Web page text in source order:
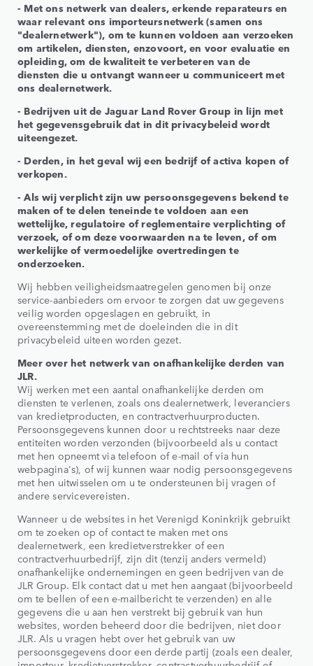
- Met ons netwerk van dealers, erkende reparateurs en
waar relevant ons importeursnetwerk (samen ons
"dealernetwerk"), om te kunnen voldoen aan verzoeken
om artikelen, diensten, enzovoort, en voor evaluatie en
opleiding, om de kwaliteit te verbeteren van de
diensten die u ontvangt wanneer u communiceert met
ons dealernetwerk.
- Bedrijven uit de Jaguar Land Rover Group in lijn met
het gegevensgebruik dat in dit privacybeleid wordt
uiteengezet.
- Derden, in het geval wij een bedrijf of activa kopen of
verkopen.
- Als wij verplicht zijn uw persoonsgegevens bekend te
maken of te delen teneinde te voldoen aan een
wettelijke, regulatoire of reglementaire verplichting of
verzoek, of om deze voorwaarden na te leven, of om
werkelijke of vermoedelijke overtredingen te
onderzoeken.
Wij hebben veiligheidsmaatregelen genomen bij onze
service-aanbieders om ervoor te zorgen dat uw gegevens
veilig worden opgeslagen en gebruikt, in
overeenstemming met de doeleinden die in dit
privacybeleid uiteen worden gezet.
Meer over het netwerk van onafhankelijke derden van
JLR.
Wij werken met een aantal onafhankelijke derden om
diensten te verlenen, zoals ons dealernetwerk, leveranciers
van kredietproducten, en contractverhuurproducten.
Persoonsgegevens kunnen door u rechtstreeks naar deze
entiteiten worden verzonden (bijvoorbeeld als u contact
met hen opneemt via telefoon of e-mail of via hun
webpagina's), of wij kunnen waar nodig persoonsgegevens
met hen uitwisselen om u te ondersteunen bij vragen of
andere servicevereisten.
Wanneer u de websites in het Verenigd Koninkrijk gebruikt
om te zoeken op of contact te maken met ons
dealernetwerk, een kredietverstrekker of een
contractverhuurbedrijf, zijn dit (tenzij anders vermeld)
onafhankelijke ondernemingen en geen bedrijven van de
JLR Group. Elk contact dat u met hen aangaat (bijvoorbeeld
om te bellen of een e-mailbericht te verzenden) en alle
gegevens die u aan hen verstrekt bij gebruik van hun
websites, worden beheerd door die bedrijven, niet door
JLR. Als u vragen hebt over het gebruik van uw
persoonsgegevens door een derde partij (zoals een dealer,